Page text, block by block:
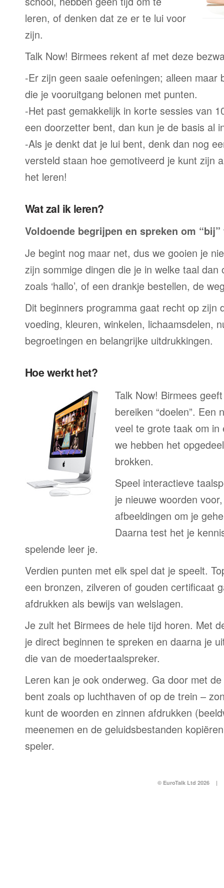
leren, of denken dat ze er te lui voor
zijn.
Talk Now! Birmees rekent af met deze
-Er zijn geen saaie oefeningen; alleen maar
die je vooruitgang belonen met punten.
-Het past gemakkelijk in korte sessies van
een doorzetter bent, dan kun je de basis al
-Als je denkt dat je lui bent, denk dan nog
versteld staan hoe gemotiveerd je kunt zijn
het leren!
Wat zal ik leren?
Voldoende begrijpen en spreken om
Je begint nog maar net, dus we gooien je
zijn sommige dingen die je in welke taal dan
zoals ‘hallo’, of een drankje bestellen, de
Dit beginners programma gaat recht op zijn
voeding, kleuren, winkelen, lichaamsdelen,
begroetingen en belangrijke uitdrukkingen.
Hoe werkt het?
Talk Now! Birmees
bereiken “doelen”. Een
veel te grote taak om
we hebben het
brokken.
Speel interactieve
je nieuwe woorden
afbeeldingen om je
Daarna test het je
spelende leer je.
Verdien punten met elk spel dat je speelt.
een bronzen, zilveren of gouden certificaat
afdrukken als bewijs van welslagen.
Je zult het Birmees de hele tijd horen. Met
je direct beginnen te spreken en daarna je
die van de moedertaalspreker.
Leren kan je ook onderweg. Ga door met
bent zoals op luchthaven of op de trein –
kunt de woorden en zinnen afdrukken
meenemen en de geluidsbestanden
speler.
© EuroTalk Ltd 2026 |